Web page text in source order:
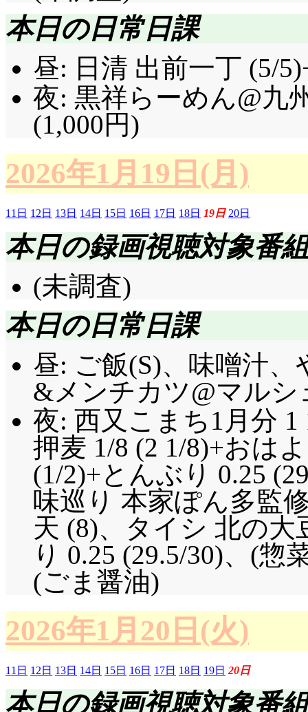
本日の日常日課
昼: 日清 出前一丁 (5/
夜: 黒祥らーめん@九
(1,000円)
2026年1月19日(月)
11日 12日 13日 14日 15日 16日 17日 18日 19日 20日
本日の録画視聴対象番組
(未調査)
本日の日常日課
昼: ご飯(S)、味噌汁
&メンチカツ@マルシ
夜: 西又こまち1月分
押麦 1/8 (2 1/8)+おは
(1/2)+とんぶり 0.25
味巡り 本家ぽん多監
天 (8)、タイシ 北の大
り 0.25 (29.5/30)、(
(ごま醤油)
2026年1月20日(火)
11日 12日 13日 14日 15日 16日 17日 18日 19日 20日
本日の録画視聴対象番組